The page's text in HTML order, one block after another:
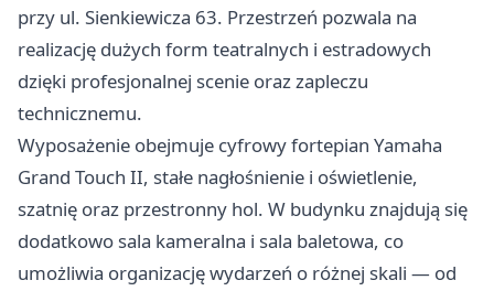
przy ul. Sienkiewicza 63. Przestrzeń pozwala na
realizację dużych form teatralnych i estradowych
dzięki profesjonalnej scenie oraz zapleczu
technicznemu.
Wyposażenie obejmuje cyfrowy fortepian Yamaha
Grand Touch II, stałe nagłośnienie i oświetlenie,
szatnię oraz przestronny hol. W budynku znajdują się
dodatkowo sala kameralna i sala baletowa, co
umożliwia organizację wydarzeń o różnej skali — od